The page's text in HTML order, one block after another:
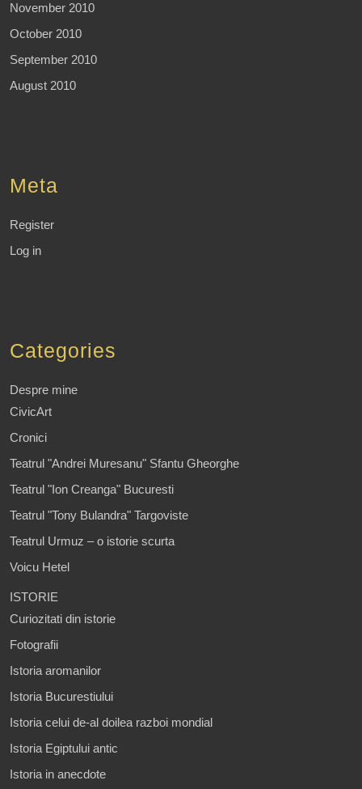
November 2010
October 2010
September 2010
August 2010
Meta
Register
Log in
Categories
Despre mine
CivicArt
Cronici
Teatrul "Andrei Muresanu" Sfantu Gheorghe
Teatrul "Ion Creanga" Bucuresti
Teatrul "Tony Bulandra" Targoviste
Teatrul Urmuz – o istorie scurta
Voicu Hetel
ISTORIE
Curiozitati din istorie
Fotografii
Istoria aromanilor
Istoria Bucurestiului
Istoria celui de-al doilea razboi mondial
Istoria Egiptului antic
Istoria in anecdote